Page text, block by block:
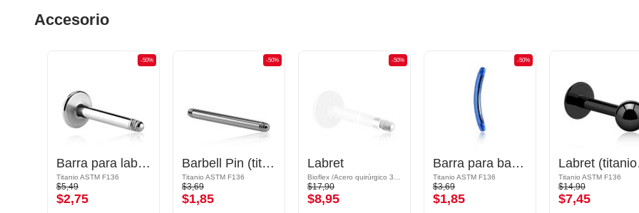
Accesorio
-50%
Barra para labret (titanio, acabado brillante)
Titanio ASTM F136
$5,49
$2,75
-50%
Barbell Pin (titanium, anodised)
Titanio ASTM F136
$3,69
$1,85
-50%
Labret
$17,90
$8,95
-50%
Barra para banana
Titanio ASTM F136
$3,69
$1,85
Titanio ASTM F136
$14,90
$7,45